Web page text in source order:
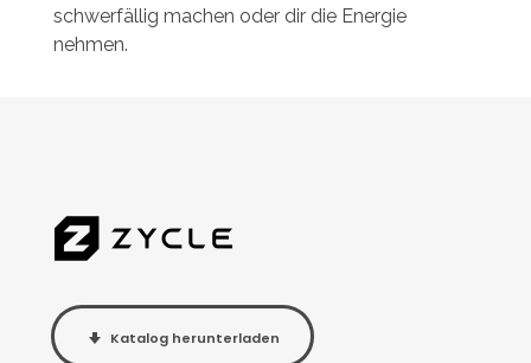
schwerfällig machen oder dir die Energie
nehmen.
Katalog herunterladen